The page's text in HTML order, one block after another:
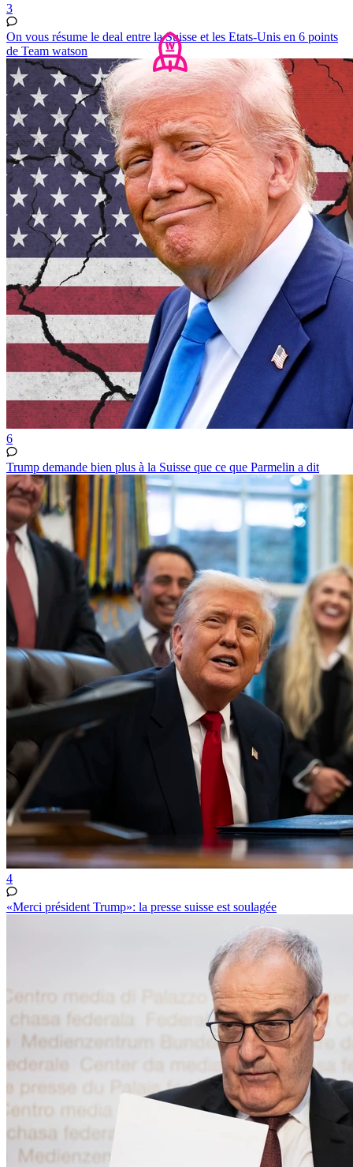
3
On vous résume le deal entre la Suisse et les Etats-Unis en 6 points
de Team watson
6
Trump demande bien plus à la Suisse que ce que Parmelin a dit
4
«Merci président Trump»: la presse suisse est soulagée